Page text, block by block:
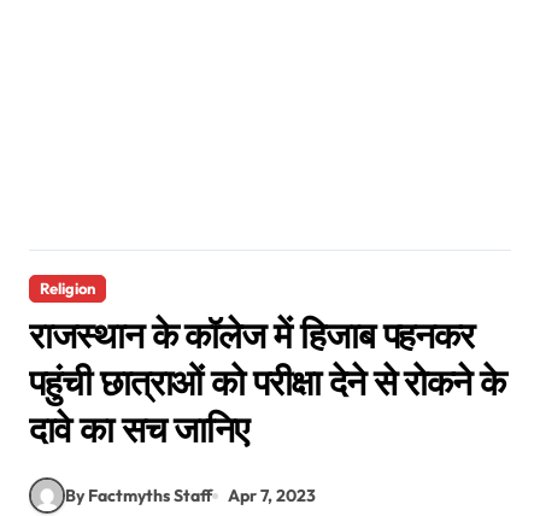
Religion
राजस्थान के कॉलेज में हिजाब पहनकर
पहुंची छात्राओं को परीक्षा देने से रोकने के
दावे का सच जानिए
By Factmyths Staff Apr 7, 2023